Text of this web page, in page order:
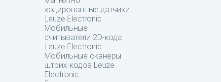
кодированные датчики
Leuze Electronic
Мобильные
считыватели 2D-кода
Leuze Electronic
Мобильные сканеры
штрих-кодов Leuze
Electronic